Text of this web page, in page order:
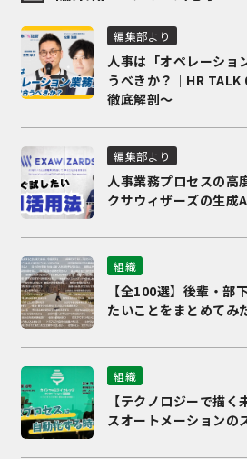
編集部より
人事は「オペレーショ
うべきか？｜HR
徹底解剖～
編集部より
人事業務プロセスの高
クサウィザーズの生成
組織
【全100選】後輩・部
たいことをまとめてみ
組織
【テクノロジーで描
スオートメーションの